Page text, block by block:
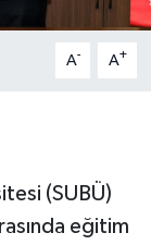
A- A+
(SUBÜ)
eğitim